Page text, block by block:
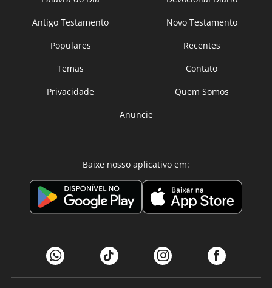
Antigo Testamento
Novo Testamento
Populares
Recentes
Temas
Contato
Privacidade
Quem Somos
Anuncie
Baixe nosso aplicativo em: